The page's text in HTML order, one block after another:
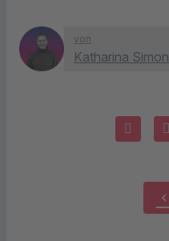
von
Katharina Simon
chevron_left